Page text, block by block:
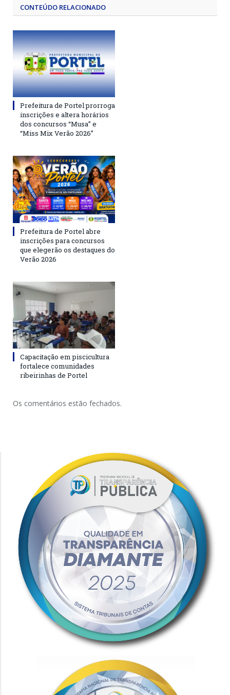
CONTEÚDO RELACIONADO
Prefeitura de Portel prorroga
inscrições e altera horários
dos concursos “Musa” e
“Miss Mix Verão 2026”
Prefeitura de Portel abre
inscrições para concursos
que elegerão os destaques do
Verão 2026
Capacitação em piscicultura
fortalece comunidades
ribeirinhas de Portel
Os comentários estão fechados.